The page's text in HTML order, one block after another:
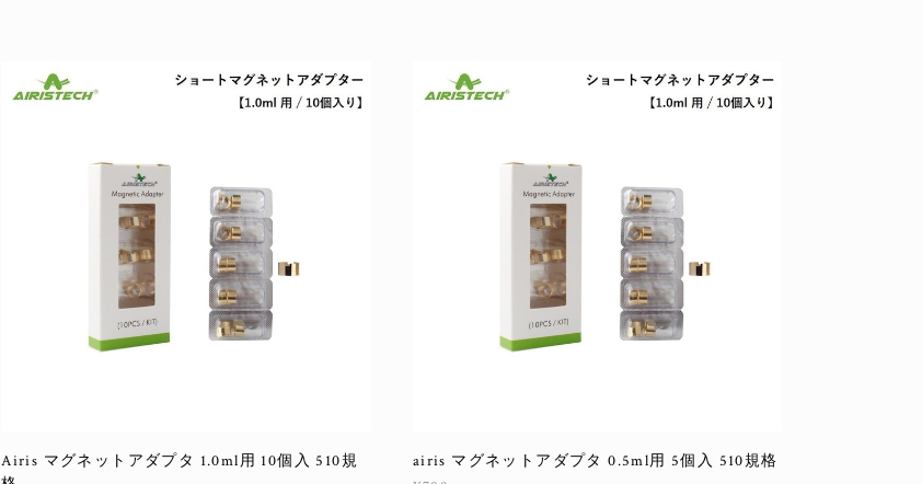
Airis マグネットアダプタ 1.0ml用 10個入 510規
airis マグネットアダプタ 0.5ml用 5個入 510規格